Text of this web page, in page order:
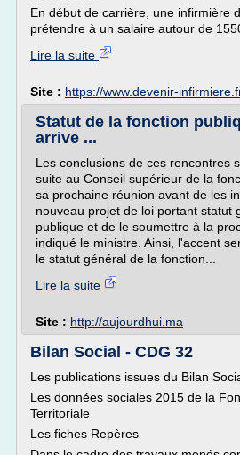
En début de carrière, une infirmière
prétendre à un salaire autour de
Lire la suite
Site : https://www.devenir-
Statut de la fonction
arrive ...
Les conclusions de ces rencontres
suite au Conseil supérieur de la
sa prochaine réunion avant de les
nouveau projet de loi portant statut
publique et de le soumettre à la
indiqué le ministre. Ainsi, l'accent
le statut général de la fonction...
Lire la suite
Site : http://aujourdhui.ma
Bilan Social - CDG 32
Les publications issues du Bilan
Les données sociales 2015 de la
Territoriale
Les fiches Repères